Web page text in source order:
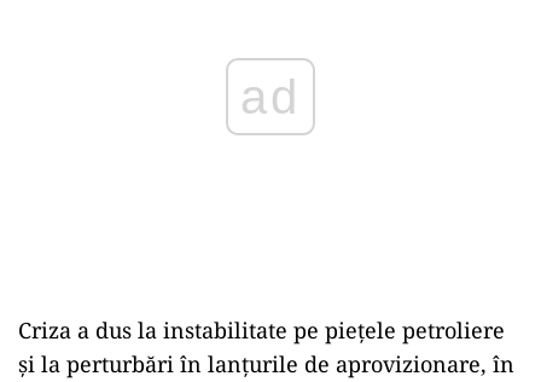
ad
Criza a dus la instabilitate pe piețele petroliere
și la perturbări în lanțurile de aprovizionare, în